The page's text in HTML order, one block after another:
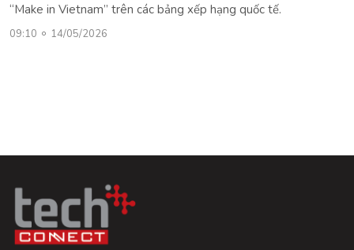
“Make in Vietnam” trên các bảng xếp hạng quốc tế.
09:10 14/05/2026